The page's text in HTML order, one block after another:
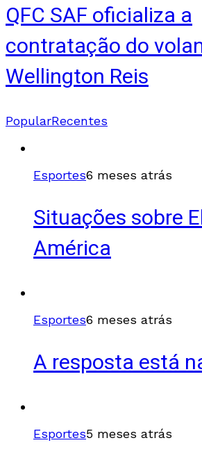
QFC SAF oficializa a
contratação do
Wellington Reis
PopularRecentes
Esportes6 meses atrás
Situações sobre
América
Esportes6 meses atrás
A resposta está
Esportes5 meses atrás